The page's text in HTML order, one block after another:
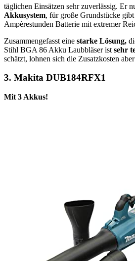
täglichen Einsätzen sehr zuverlässig. Er
Akkusystem, für große Grundstücke
Ampèrestunden Batterie mit extremer
Zusammengefasst eine starke Lösung,
Stihl BGA 86 Akku Laubbläser ist sehr
schätzt, lohnen sich die Zusatzkosten
3. Makita DUB184RFX1
Mit 3 Akkus!